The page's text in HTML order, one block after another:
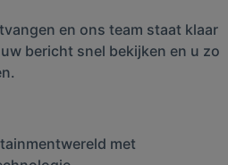
en ons team staat klaar
bericht snel bekijken en u zo
met